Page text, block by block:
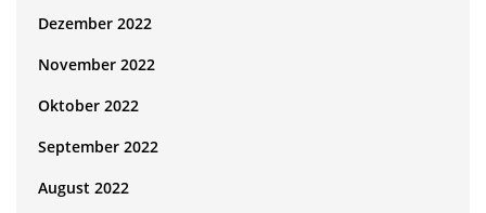
Dezember 2022
November 2022
Oktober 2022
September 2022
August 2022